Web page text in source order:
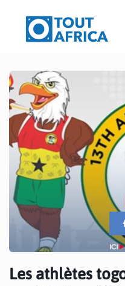
Les athlètes